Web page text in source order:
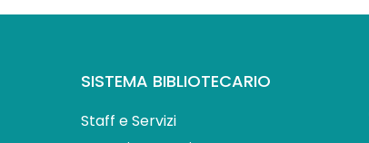
SISTEMA BIBLIOTECARIO
Staff e Servizi